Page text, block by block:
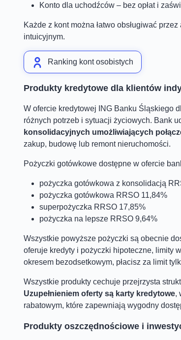
Konto dla uchodźców – bez opłat i
Każde z kont można łatwo obsługiwać
intuicyjnym.
Ranking kont osobistych
Produkty kredytowe dla klientów
W ofercie kredytowej ING Banku Śląskiego
różnych potrzeb i sytuacji życiowych. Bank
konsolidacyjnych umożliwiających
zakup, budowę lub remont nieruchomości.
Pożyczki gotówkowe dostępne w ofercie
pożyczka gotówkowa z konsolidacją
pożyczka gotówkowa RRSO 11,84%
superpożyczka RRSO 17,85%
pożyczka na lepsze RRSO 9,64%
Wszystkie powyższe pożyczki są obecnie
oferuje kredyty i pożyczki hipoteczne, limity
okresem bezodsetkowym, płacisz za limit
Wszystkie produkty cechuje przejrzysta
Uzupełnieniem oferty są karty kredytowe,
rabatowym, które zapewniają wygodny
Produkty oszczędnościowe i